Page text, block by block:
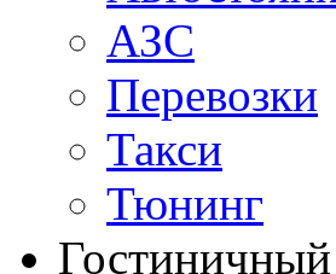
АЗС
Перевозки
Такси
Тюнинг
Гостиничный